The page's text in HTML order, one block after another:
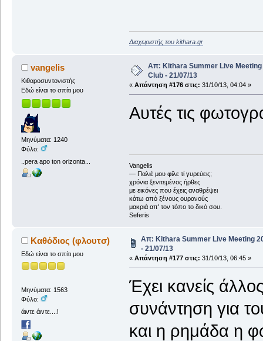
Διαχειριστής του kithara.gr
vangelis
Κιθαροσυντονιστής
Εδώ είναι το σπίτι μου
Μηνύματα: 1240
Φύλο:
..pera apo ton orizonta...
Απ: Kithara Summer Live Meeting
Club - 21/07/13
« Απάντηση #176 στις: 31/10/13, 04:04 »
Αυτές τις
Vangelis
― Παλιέ μου φίλε τί γυρεύεις;
χρόνια ξενιτεμένος ήρθες
με εικόνες που έχεις αναθρέψει
κάτω από ξένους ουρανούς
μακριά απ' τον τόπο το δικό σου.
Seferis
Καθόδιος (φλουτσ)
Εδώ είναι το σπίτι μου
Μηνύματα: 1563
Φύλο:
άιντε άιντε....!
Απ: Kithara Summer Live Meeting
- 21/07/13
« Απάντηση #177 στις: 31/10/13, 06:45 »
Έχει κανείς
συνάντηση για
και η ρημάδα η